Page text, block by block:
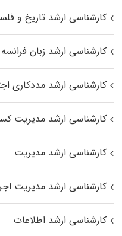
کارشناسی ارشد تاریخ و
کارشناسی ارشد زبان فرانسه
کارشناسی ارشد مددکاری
کارشناسی ارشد مدیریت
کارشناسی ارشد مدیریت
کارشناسی ارشد مدیریت
کارشناسی ارشد اطلاعات